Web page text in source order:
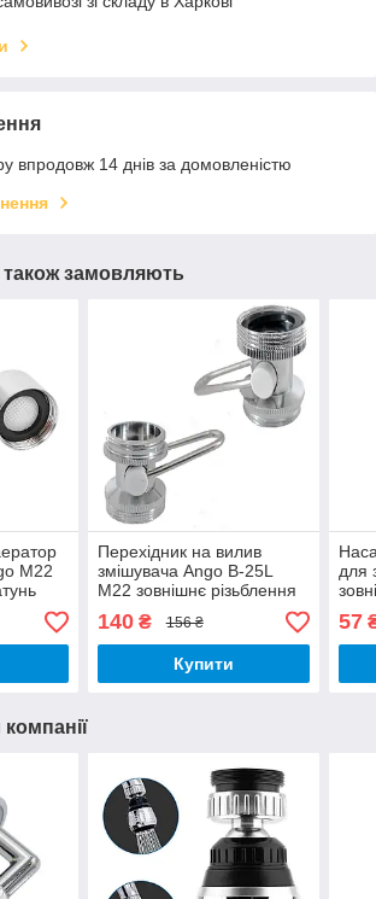
впродовж 14 днів за домовленістю
замовляють
М22
Перехідник на вилив
змішувача Ango В-25L
М22 зовнішнє різьблення
на М24 зовнішнє
різьблення хром латунь зі
стоп системою
140₴ 156 ₴
Купити
для
57